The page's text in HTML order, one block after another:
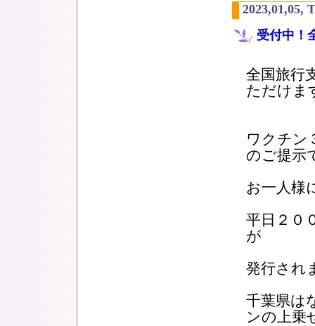
2023,01,05,
受付中！
全国旅行
ただけま
ワクチン
のご提示
お一人様
平日２０
が
発行され
千葉県は
ンの上乗